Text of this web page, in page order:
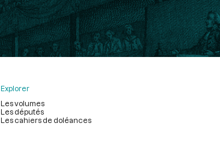
Explorer
Les volumes
Les députés
Les cahiers de doléances